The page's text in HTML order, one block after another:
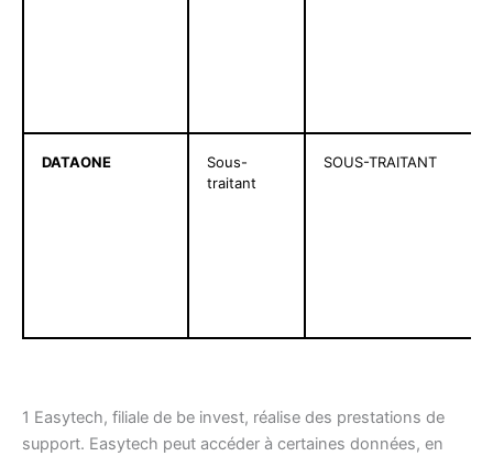
DATAONE
Sous-
traitant
SOUS-TRAITANT
1 Easytech, filiale de be invest, réalise des prestations de
support. Easytech peut accéder à certaines données, en